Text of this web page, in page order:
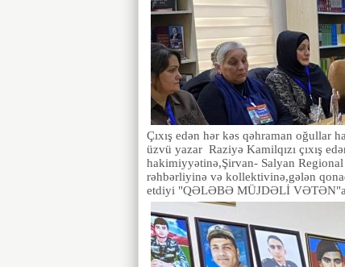
Çıxış edən hər kəs qəhraman oğullar
üzvü yazar Raziyə Kamilqızı çıxış
hakimiyyətinə,Şirvan- Salyan
rəhbərliyinə və kollektivinə,gələn
etdiyi "QƏLƏBƏ MÜJDƏLİ